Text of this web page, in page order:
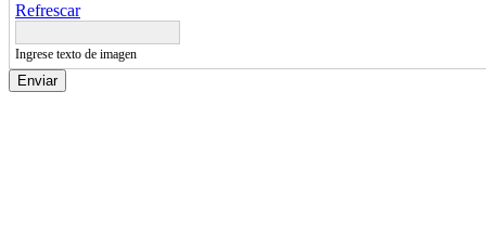
Refrescar
Ingrese texto de imagen